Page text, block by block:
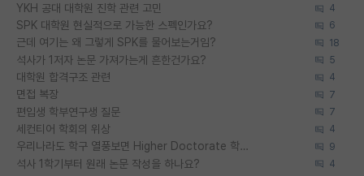
YKH 공대 대학원 진학 관련 고민 4
SPK 대학원 현실적으로 가능한 스펙인가요? 6
근데 여기는 왜 그렇게 SPK를 물어보는거임? 18
석사가 1저자 논문 가져가는게 흔한건가요? 5
대학원 합격구조 관련 4
면접 복장 7
편입생 학부연구생 질문 7
세컨티어 학회의 위상 4
우리나라도 학구 열풍보면 Higher Doctorate 학위가 필요하다고 봅니다. 9
석사 1학기부터 원래 논문 작성을 하나요? 4